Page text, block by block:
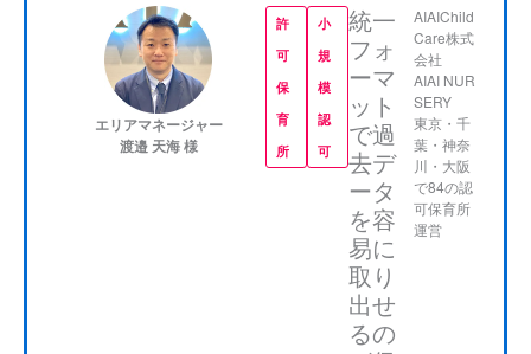
CCSについては、Oneパッケージで、色々な機能
を全て割安な定額料金で利用できる点が一番の導
入動機です。当社は、異なる業態の4つの施設を運
営していますが、2019年から段階的にCCSを導入
エリアマネージャー
渡邉 天海 様
許
可
保
育
所
小
規
模
認
可
統一
フォ
ーマ
ット
で過
去デ
ータ
を容
易に
取り
出せ
るの
AIAIChild
Care株式
会社
AIAI NUR
SERY
東京・千
葉・神奈
川・大阪
で84の認
可保育所
運営